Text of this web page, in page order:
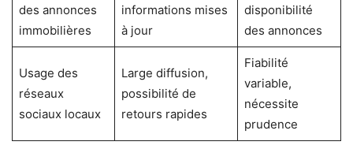
des annonces
immobilières
informations mises
à jour
disponibilité
des annonces
Usage des
réseaux
sociaux locaux
Large diffusion,
possibilité de
retours rapides
Fiabilité
variable,
nécessite
prudence